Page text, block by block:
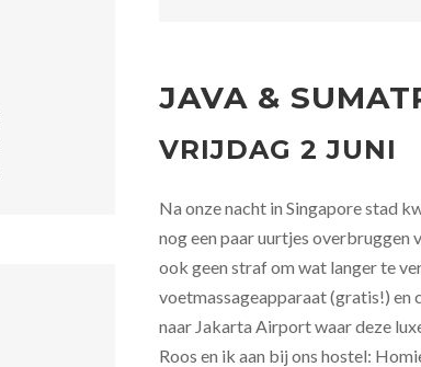
JAVA &
VRIJDAG 2 JUNI
Na onze nacht in Singapore stad
nog een paar uurtjes
ook geen straf om wat langer te
voetmassageapparaat (gratis!)
naar Jakarta Airport waar deze
Roos en ik aan bij ons hostel: